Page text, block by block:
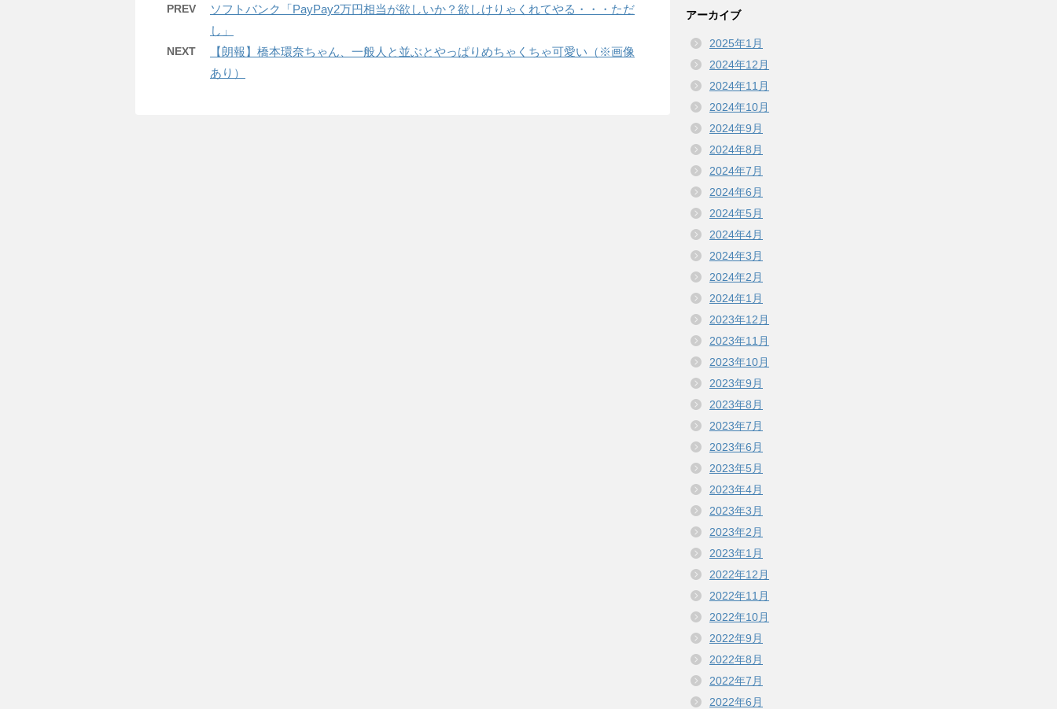
PREV
ソフトバンク「PayPay2万円相当が欲しいか？欲しけりゃくれてやる・・・ただ
し」
NEXT
【朗報】橋本環奈ちゃん、一般人と並ぶとやっぱりめちゃくちゃ可愛い（※画像
あり）
アーカイブ
2025年1月
2024年12月
2024年11月
2024年10月
2024年9月
2024年8月
2024年7月
2024年6月
2024年5月
2024年4月
2024年3月
2024年2月
2024年1月
2023年12月
2023年11月
2023年10月
2023年9月
2023年8月
2023年7月
2023年6月
2023年5月
2023年4月
2023年3月
2023年2月
2023年1月
2022年12月
2022年11月
2022年10月
2022年9月
2022年8月
2022年7月
2022年6月